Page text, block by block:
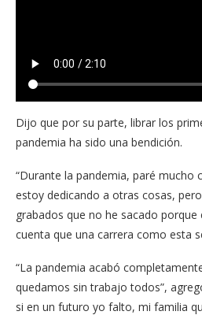
Dijo que por su parte, librar los
pandemia ha sido una bendición.
“Durante la pandemia, paré mucho
estoy dedicando a otras cosas,
grabados que no he sacado porque
cuenta que una carrera como esta
“La pandemia acabó
quedamos sin trabajo todos”,
si en un futuro yo falto, mi familia